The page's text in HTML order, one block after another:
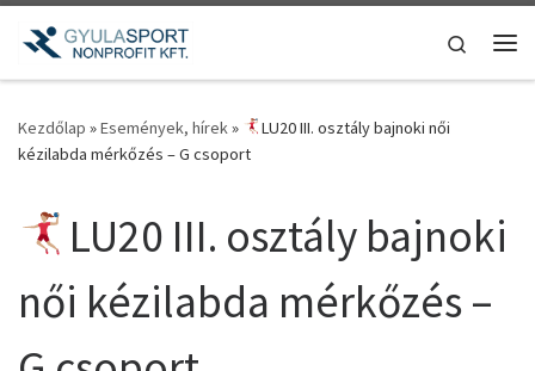
Teljes tartalom megjelenítése
Search
Kezdőlap »Események, hírek»
LU20 III. osztály bajnoki női
kézilabda mérkőzés – G csoport
LU20 III. osztály bajnoki
női kézilabda mérkőzés –